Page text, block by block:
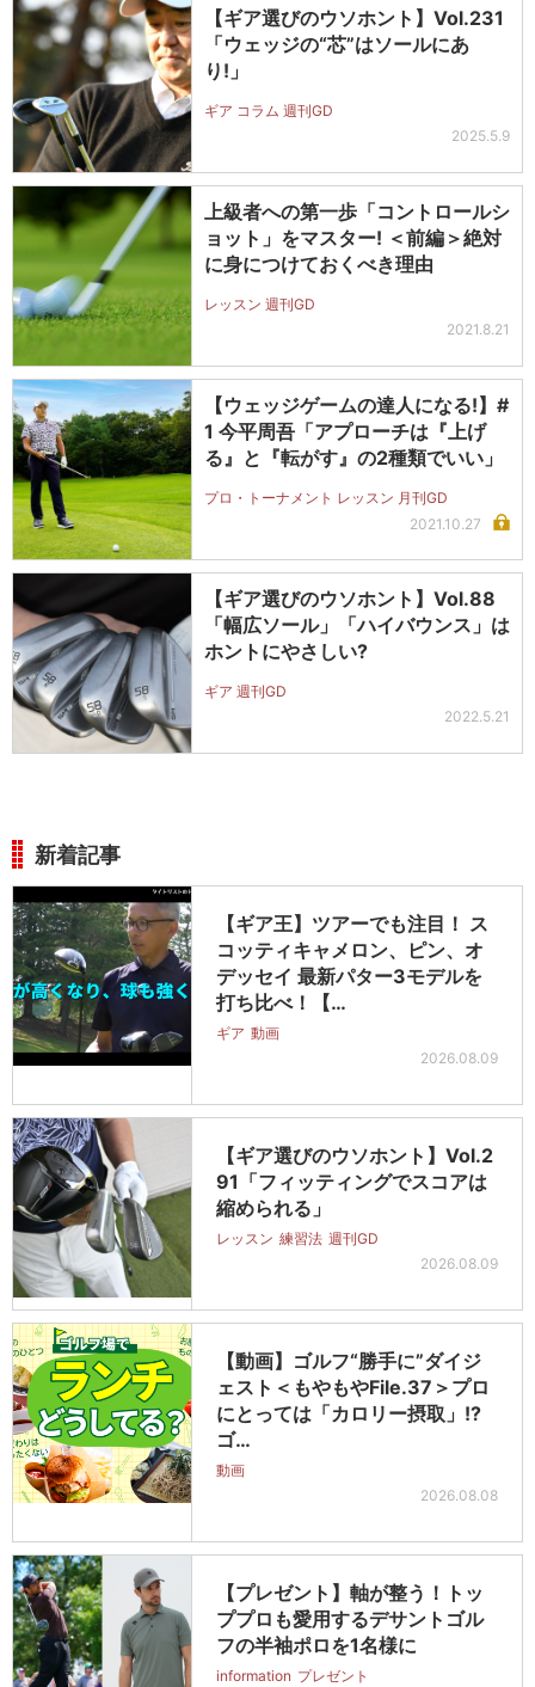
【ギア選びのウソホント】Vol.231
「ウェッジの“芯”はソールにあ
り!」
ギア コラム 週刊GD
2025.5.9
上級者への第一歩「コントロールシ
ョット」をマスター! ＜前編＞絶対
に身につけておくべき理由
レッスン 週刊GD
2021.8.21
【ウェッジゲームの達人になる!】#
1 今平周吾「アプローチは『上げ
る』と『転がす』の2種類でいい」
プロ・トーナメント レッスン 月刊GD
2021.10.27
【ギア選びのウソホント】Vol.88
「幅広ソール」「ハイバウンス」は
ホントにやさしい?
ギア 週刊GD
2022.5.21
新着記事
【ギア王】ツアーでも注目！ ス
コッティキャメロン、ピン、オ
デッセイ 最新パター3モデルを
打ち比べ！【…
ギア 動画
2026.08.09
【ギア選びのウソホント】Vol.2
91「フィッティングでスコアは
縮められる」
レッスン 練習法 週刊GD
2026.08.09
【動画】ゴルフ“勝手に”ダイジ
ェスト＜もやもやFile.37＞プロ
にとっては「カロリー摂取」!?
ゴ…
動画
2026.08.08
【プレゼント】軸が整う！トッ
ププロも愛用するデサントゴル
フの半袖ポロを1名様に
information プレゼント